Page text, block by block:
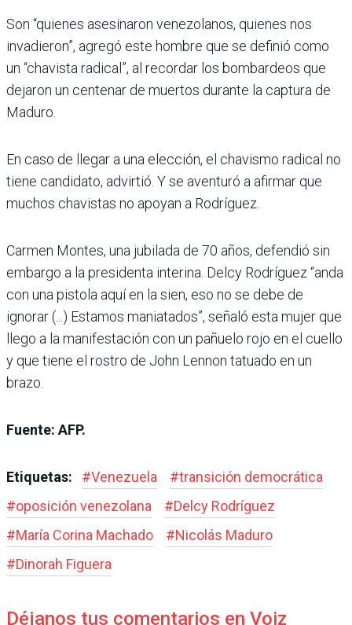
Son “quienes asesinaron venezolanos, quienes nos
invadieron”, agregó este hombre que se definió como
un “chavista radical”, al recordar los bombardeos que
dejaron un centenar de muertos durante la captura de
Maduro.
En caso de llegar a una elección, el chavismo radical no
tiene candidato, advirtió. Y se aventuró a afirmar que
muchos chavistas no apoyan a Rodríguez.
Carmen Montes, una jubilada de 70 años, defendió sin
embargo a la presidenta interina. Delcy Rodríguez “anda
con una pistola aquí en la sien, eso no se debe de
ignorar (...) Estamos maniatados”, señaló esta mujer que
llego a la manifestación con un pañuelo rojo en el cuello
y que tiene el rostro de John Lennon tatuado en un
brazo.
Fuente: AFP.
Etiquetas: #Venezuela #transición democrática
#oposición venezolana #Delcy Rodríguez
#María Corina Machado #Nicolás Maduro
#Dinorah Figuera
Déjanos tus comentarios en Voiz